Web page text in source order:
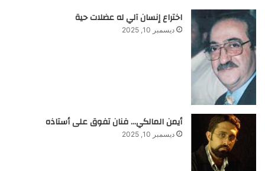
اختراع إنسان آلي له عضلات حية
ديسمبر 10, 2025
أيمن المالكي… فنان تفوق على أستاذه
ديسمبر 10, 2025